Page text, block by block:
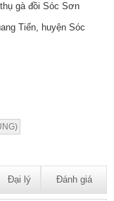
gà đồi Sóc Sơn
Tiến, huyện Sóc
Đại lý Đánh giá